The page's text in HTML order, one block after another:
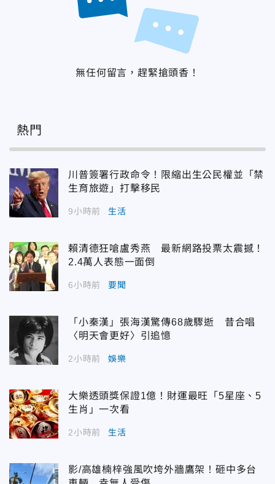
無任何留言，趕緊搶頭香！
熱門
川普簽署行政命令！限縮出生公民權並「禁
生育旅遊」打擊移民
9小時前 生活
賴清德狂嗆盧秀燕 最新網路投票太震撼！
2.4萬人表態一面倒
6小時前 要聞
「小秦漢」張海漢驚傳68歲驟逝 昔合唱
〈明天會更好〉引追憶
2小時前 娛樂
大樂透頭獎保證1億！財運最旺「5星座、5
生肖」一次看
2小時前 生活
影/高雄楠梓強風吹垮外牆鷹架！砸中多台